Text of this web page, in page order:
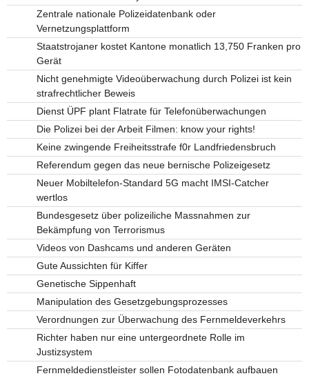
Zentrale nationale Polizeidatenbank oder
Vernetzungsplattform
Staatstrojaner kostet Kantone monatlich 13,750 Franken pro
Gerät
Nicht genehmigte Videoüberwachung durch Polizei ist kein
strafrechtlicher Beweis
Dienst ÜPF plant Flatrate für Telefonüberwachungen
Die Polizei bei der Arbeit Filmen: know your rights!
Keine zwingende Freiheitsstrafe f0r Landfriedensbruch
Referendum gegen das neue bernische Polizeigesetz
Neuer Mobiltelefon-Standard 5G macht IMSI-Catcher
wertlos
Bundesgesetz über polizeiliche Massnahmen zur
Bekämpfung von Terrorismus
Videos von Dashcams und anderen Geräten
Gute Aussichten für Kiffer
Genetische Sippenhaft
Manipulation des Gesetzgebungsprozesses
Verordnungen zur Überwachung des Fernmeldeverkehrs
Richter haben nur eine untergeordnete Rolle im
Justizsystem
Fernmeldedienstleister sollen Fotodatenbank aufbauen